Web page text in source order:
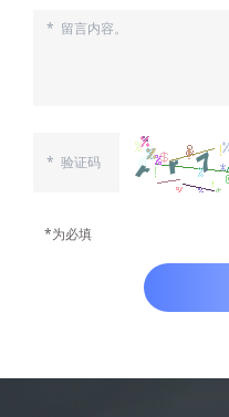
*为必填